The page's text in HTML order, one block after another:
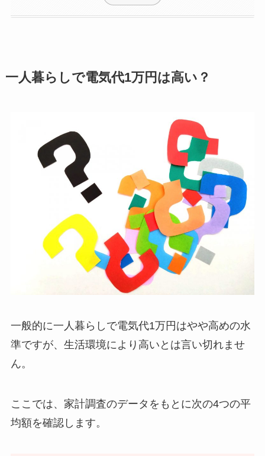
一人暮らしで電気代1万円は高い？
一般的に一人暮らしで電気代1万円はやや高めの水
準ですが、生活環境により高いとは言い切れませ
ん。
ここでは、家計調査のデータをもとに次の4つの平
均額を確認します。